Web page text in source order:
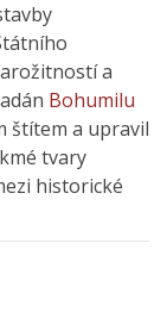
a
Bohumilu
štítem a upravil
tvary
historické